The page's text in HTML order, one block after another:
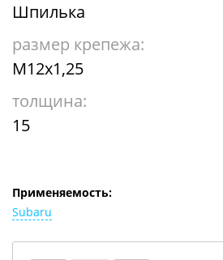
Шпилька
размер крепежа:
М12х1,25
толщина:
15
Применяемость:
Subaru